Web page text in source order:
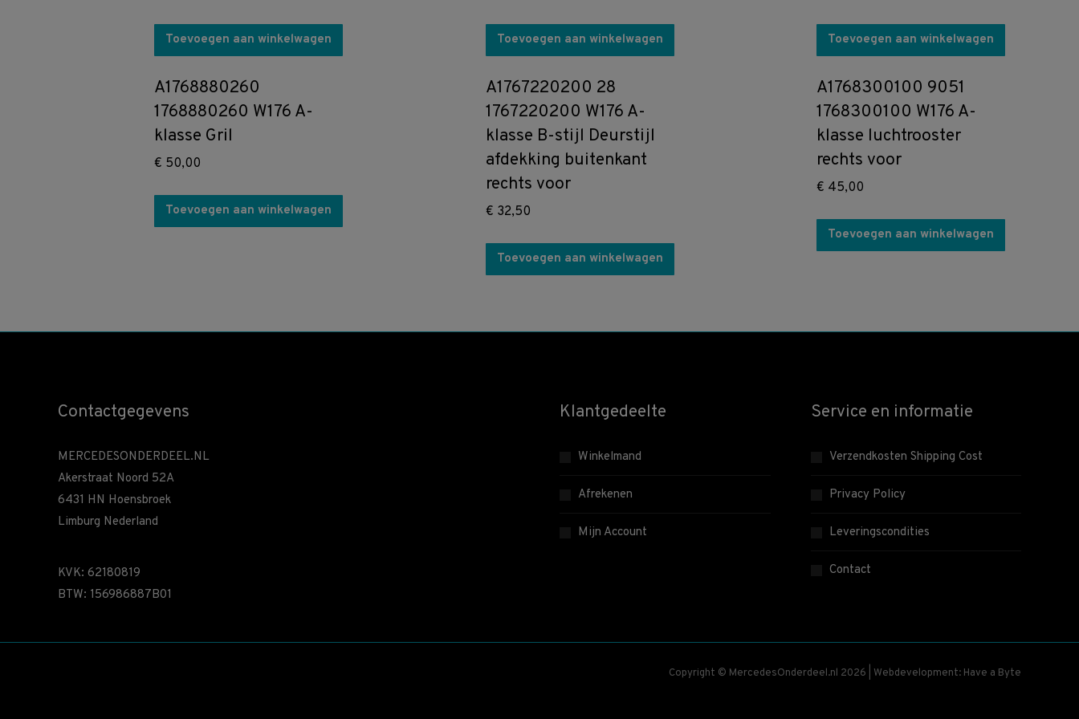
Toevoegen aan winkelwagen Toevoegen aan winkelwagen Toevoegen aan winkelwagen
A1768880260
1768880260 W176 A-
klasse Gril
€ 50,00
Toevoegen aan winkelwagen
A1767220200 28
1767220200 W176 A-
klasse B-stijl Deurstijl
afdekking buitenkant
rechts voor
€ 32,50
Toevoegen aan winkelwagen
A1768300100 9051
1768300100 W176 A-
klasse luchtrooster
rechts voor
€ 45,00
Toevoegen aan winkelwagen
Contactgegevens
MERCEDESONDERDEEL.NL
Akerstraat Noord 52A
6431 HN Hoensbroek
Limburg Nederland
KVK: 62180819
BTW: 156986887B01
Klantgedeelte
Winkelmand
Afrekenen
Mijn Account
Service en informatie
Verzendkosten Shipping Cost
Privacy Policy
Leveringscondities
Contact
Copyright © MercedesOnderdeel.nl 2026 | Webdevelopment: Have a Byte